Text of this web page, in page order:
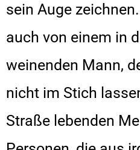
sein Auge
auch von einem in
weinenden Mann,
nicht im Stich
Straße lebenden